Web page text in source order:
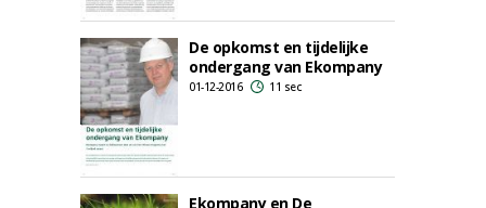
De opkomst en tijdelijke
ondergang van Ekompany
01-12-2016 11 sec
Ekompany en De